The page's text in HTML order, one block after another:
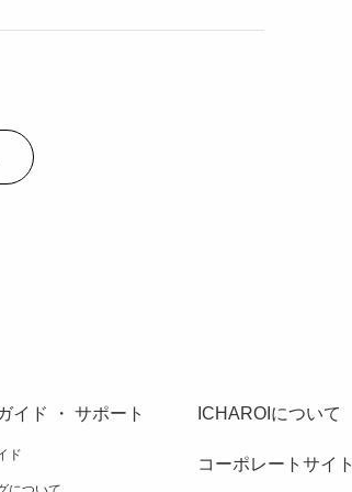
イド ・ サポート
ド
ICHAROIについて
コーポレートサイト